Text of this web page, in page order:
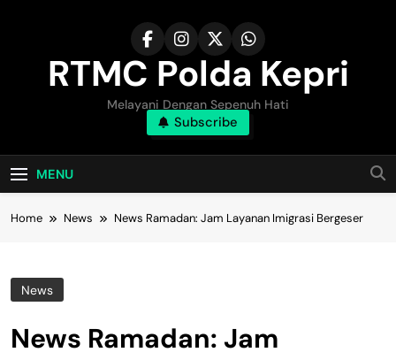
RTMC Polda Kepri
Melayani Dengan Sepenuh Hati
Subscribe
MENU
Home News News Ramadan: Jam Layanan Imigrasi Bergeser
News
News Ramadan: Jam